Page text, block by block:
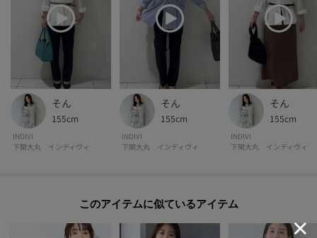
そん
155cm
INDIVI
下関大丸 インディヴィ
そん
155cm
INDIVI
下関大丸 インディヴィ
そん
155cm
INDIVI
下関大丸 インディヴィ
このアイテムに似ているアイテム